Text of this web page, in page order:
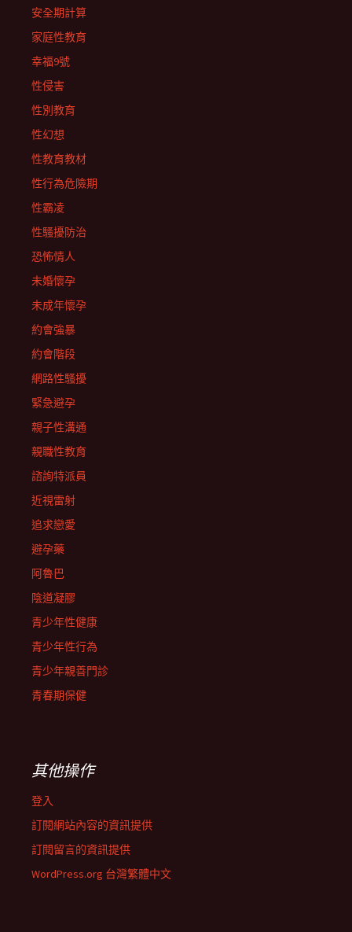
安全期計算
家庭性教育
幸福9號
性侵害
性別教育
性幻想
性教育教材
性行為危險期
性霸凌
性騷擾防治
恐怖情人
未婚懷孕
未成年懷孕
約會強暴
約會階段
網路性騷擾
緊急避孕
親子性溝通
親職性教育
諮詢特派員
近視雷射
追求戀愛
避孕藥
阿魯巴
陰道凝膠
青少年性健康
青少年性行為
青少年親善門診
青春期保健
其他操作
登入
訂閱網站內容的資訊提供
訂閱留言的資訊提供
WordPress.org 台灣繁體中文